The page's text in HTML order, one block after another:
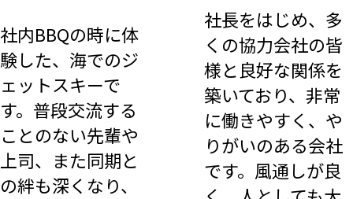
社内BBQの時に体
験した、海でのジ
ェットスキーで
す。普段交流する
ことのない先輩や
上司、また同期と
の絆も深くなり、
社長をはじめ、多
くの協力会社の皆
様と良好な関係を
築いており、非常
に働きやすく、や
りがいのある会社
です。風通しが良